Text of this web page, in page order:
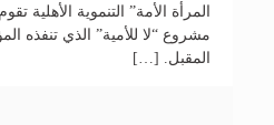
المرأة الأمة” التنموية الأهلية
مشروع “لا للأمية” الذي تنفذه
المقبل. […]